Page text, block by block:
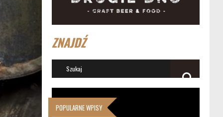
ZNAJDŹ
POPULARNE WPISY